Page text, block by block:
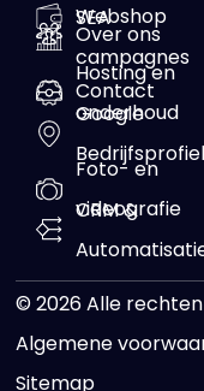
Webshop
Hosting en
onderhoud
Foto- en
videografie
SEA
campagnes
Google
Bedrijfsprofiel
CRM &
Over ons
Contact
© 2026 Alle
Algemene
Sitemap